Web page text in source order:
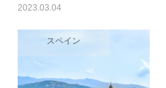
2023.03.04
スペイン